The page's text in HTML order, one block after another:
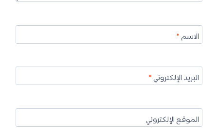
الاسم*
البريد الإلكتروني*
الموقع الإلكتروني